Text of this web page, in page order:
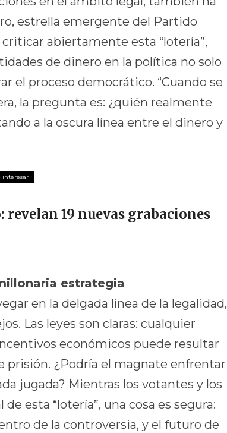
estrella emergente del Partido
abiertamente esta “lotería”,
de dinero en la política no solo
el proceso democrático. “Cuando se
la pregunta es: ¿quién realmente
a la oscura línea entre el dinero y
revelan 19 nuevas grabaciones
estrategia
en la delgada línea de la legalidad,
Las leyes son claras: cualquier
económicos puede resultar
prisión. ¿Podría el magnate enfrentar
jugada? Mientras los votantes y los
esta “lotería”, una cosa es segura:
de la controversia, y el futuro de